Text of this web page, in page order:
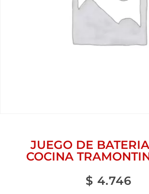
JUEGO DE
COCINA
$ 4.746